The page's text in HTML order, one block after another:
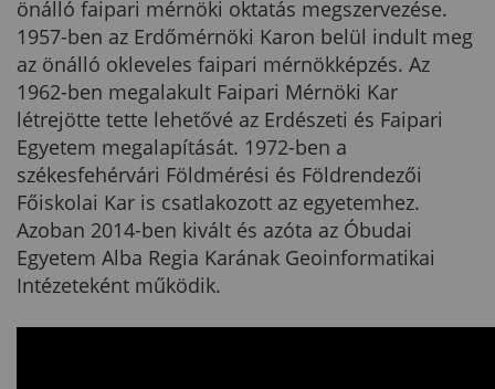
önálló faipari mérnöki oktatás megszervezése.
1957-ben az Erdőmérnöki Karon belül indult meg
az önálló okleveles faipari mérnökképzés. Az
1962-ben megalakult Faipari Mérnöki Kar
létrejötte tette lehetővé az Erdészeti és Faipari
Egyetem megalapítását. 1972-ben a
székesfehérvári Földmérési és Földrendezői
Főiskolai Kar is csatlakozott az egyetemhez.
Azoban 2014-ben kivált és azóta az Óbudai
Egyetem Alba Regia Karának Geoinformatikai
Intézeteként működik.